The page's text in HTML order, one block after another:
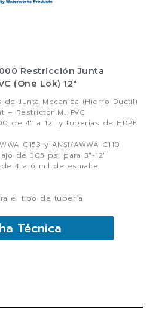
Restricción Junta
(One Lok) 12″
de Junta Mecanica (Hierro Ductil)
– Restrictor MJ PVC
de 4″ a 12″ y tuberías de HDPE
C153 y ANSI/AWWA C110
de 305 psi para 3″-12″
4 a 6 mil de esmalte
el tipo de tubería
Técnica